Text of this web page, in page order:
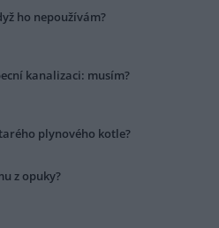
ho nepoužívám?
kanalizaci: musím?
plynového kotle?
z opuky?